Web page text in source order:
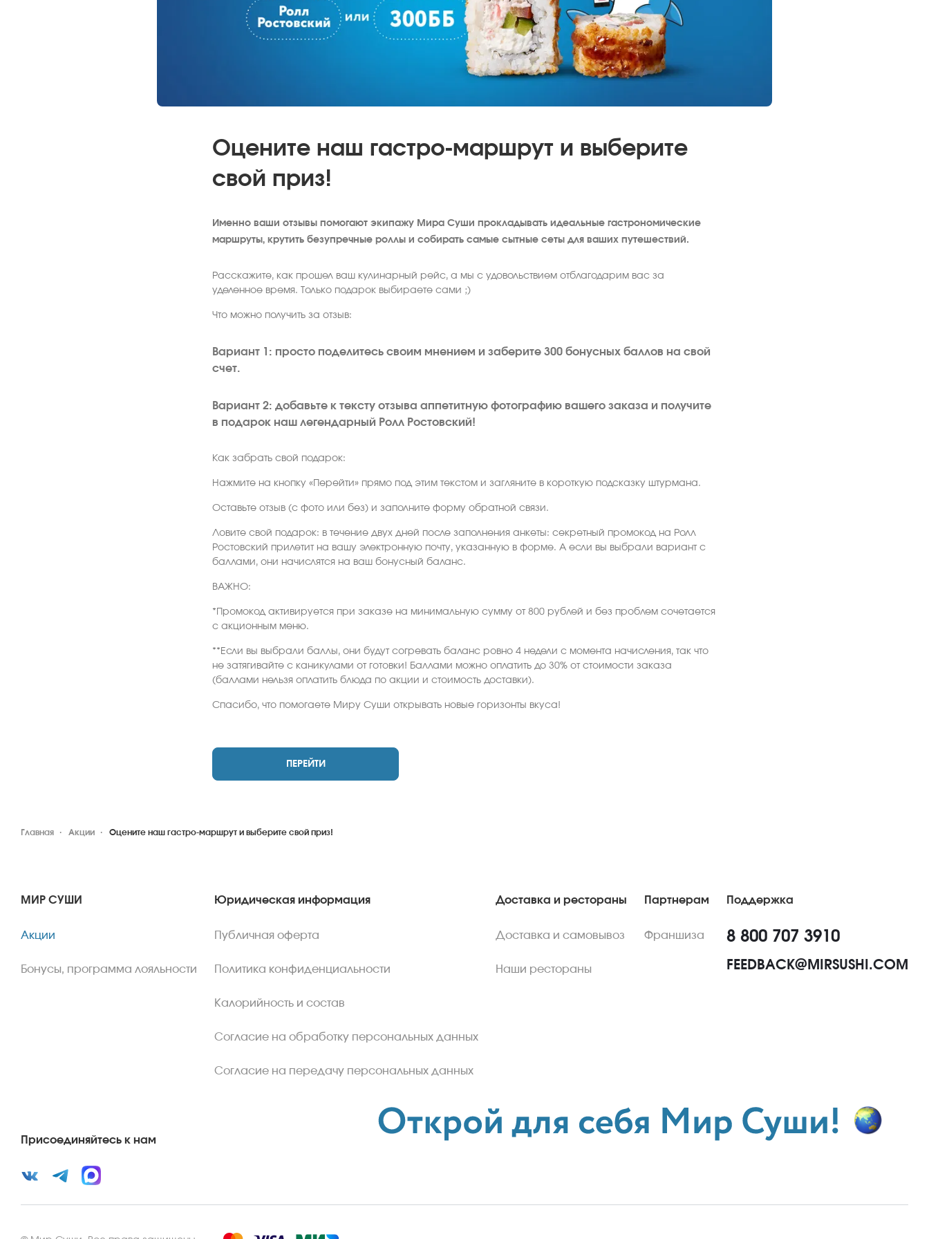
Оцените наш гастро-маршрут и выберите
свой приз!
Именно ваши отзывы помогают экипажу Мира Суши прокладывать идеальные гастрономические
маршруты, крутить безупречные роллы и собирать самые сытные сеты для ваших путешествий.
Расскажите, как прошел ваш кулинарный рейс, а мы с удовольствием отблагодарим вас за
уделенное время. Только подарок выбираете сами ;)
Что можно получить за отзыв:
Вариант 1: просто поделитесь своим мнением и заберите 300 бонусных баллов на свой
счет.
Вариант 2: добавьте к тексту отзыва аппетитную фотографию вашего заказа и получите
в подарок наш легендарный Ролл Ростовский!
Как забрать свой подарок:
Нажмите на кнопку «Перейти» прямо под этим текстом и загляните в короткую подсказку штурмана.
Оставьте отзыв (с фото или без) и заполните форму обратной связи.
Ловите свой подарок: в течение двух дней после заполнения анкеты: секретный промокод на Ролл
Ростовский прилетит на вашу электронную почту, указанную в форме. А если вы выбрали вариант с
баллами, они начислятся на ваш бонусный баланс.
ВАЖНО:
*Промокод активируется при заказе на минимальную сумму от 800 рублей и без проблем сочетается
с акционным меню.
**Если вы выбрали баллы, они будут согревать баланс ровно 4 недели с момента начисления, так что
не затягивайте с каникулами от готовки! Баллами можно оплатить до 30% от стоимости заказа
(баллами нельзя оплатить блюда по акции и стоимость доставки).
Спасибо, что помогаете Миру Суши открывать новые горизонты вкуса!
ПЕРЕЙТИ
Главная Акции Оцените наш гастро-маршрут и выберите свой приз!
МИР СУШИ
Акции
Бонусы, программа лояльности
Юридическая информация
Публичная оферта
Политика конфиденциальности
Калорийность и состав
Согласие на обработку персональных данных
Согласие на передачу персональных данных
Доставка и рестораны
Доставка и самовывоз
Наши рестораны
Партнерам
Франшиза
Поддержка
8 800 707 3910
FEEDBACK@MIRSUSHI.COM
Присоединяйтесь к нам